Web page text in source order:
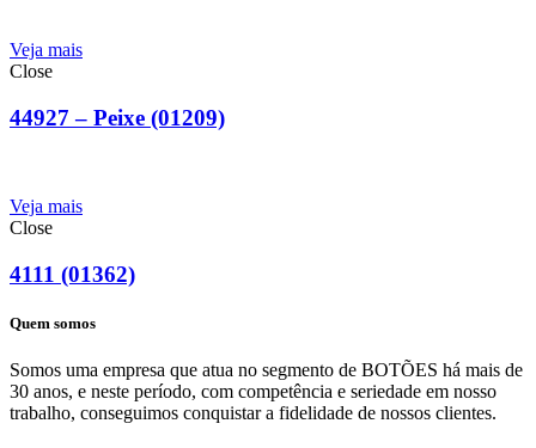
Veja mais
Close
44927 – Peixe (01209)
Veja mais
Close
4111 (01362)
Quem somos
Somos uma empresa que atua no segmento de BOTÕES há mais de
30 anos, e neste período, com competência e seriedade em nosso
trabalho, conseguimos conquistar a fidelidade de nossos clientes.